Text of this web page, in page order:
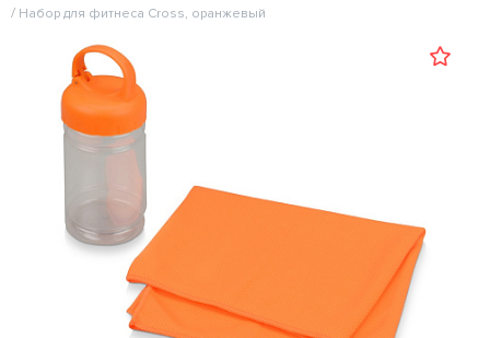
Набор для фитнеса Cross, оранжевый